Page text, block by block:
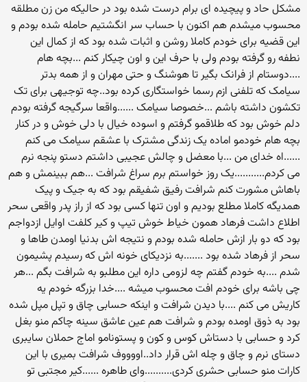
مشکل حاد و پیچیده ای برام درست شده بود در حالیکه من زن مطلقه
محسوب میشدم هم اکنون با حساب سر انگشتیم حامله شده بودم و
این قضیه برای خودم کاملا روشن و اثبات شده بود که از کمال این
نطفه رو گرفته بودم ولی با حرف این و اون چیکار کنم ...بچه هام
....دوستام از فرانک بگیر تا هوشنگ و حتی مهران و از همه بدتر
سیامک که تلفنی ازم رسما خواستگاری کرده بود..چه توجیهی برای تک
تکشون داشته باشم ...خصوصا سیامک ......واقعا سرگیجه گرفته بودم
دلم خوش بود که طلاقمو گرفتم و اسوده خیال با دلی خوش و در کنار
بچه هام خودمو اماده یک زندگی مشترک با عشقم سیامک می کنم
......اه خدای من ...با معضل و چالش عجیبی داشتم دستو پنجه نرم
می کردم...........یک روز خواستم برم سراغ شرافت ...هم ببینمش و هم
باهاش مشورت کنم شرافت رفیق شفیقم بود که به جیک و پیک
همدیگه کاملا مطلع بودیم و اون تنها کسی بود که از راز پدر واقعی سحر
اطلاع داشت فرهاد همون خیاط خوش تیپ و کیر کلفت اوایل ازدواجم
بود که دو بار ازش حامله شده بودم و نتیجه اش بدنیا اومدن طاها و
سحر از فرهاد شده بود .......به نزدیکای خونه اش که رسیدم پشیمون
شدم ....به خودم گفتم چه لزومی داره این مطلبو به شرافت بگم ...هر
چی باشه برای خودم افت محسوب میشه ....خدا بزرگه خودم یه
کاریش می کنم ....با دیدن شرافت و اینکه حسابی چاق و تپل مپل شده
بود به ذوق اومده بودم و شرافت هم عین عاشق سینه چاکم منو بغل
کرد و حسابی با دستاش کوس و کون و پستونامو اماج حملان سایبری
دستای نرم و چاق و چله اش قرار داد..اووووف شرافت بمیری با این
کارات منو حسابی حشری کردی..........وای طاهره ......کیر مجتبی تو